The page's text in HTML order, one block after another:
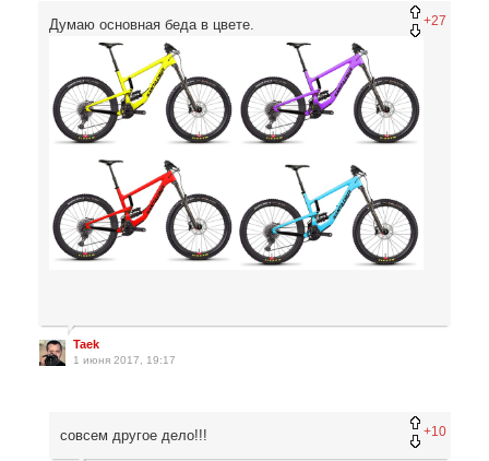
+27
Думаю основная беда в цвете.
Taek
1 июня 2017, 19:17
+10
совсем другое дело!!!